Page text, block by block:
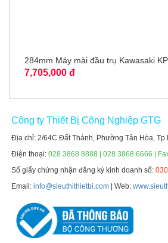
284mm Máy mài đầu trụ Kawasaki
7,705,000 đ
Công ty Thiết Bị Công Nghiệp GTG
Địa chỉ: 2/64C Đất Thánh, Phường Tân Hòa, Tp
Điện thoại:028 3868 8888 | 028 3868 6666 |
Số giấy chứng nhận đăng ký kinh doanh số:
Email:info@sieuthithietbi.com | Web: